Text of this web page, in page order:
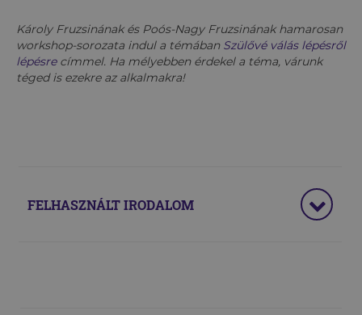
Károly Fruzsinának és Poós-Nagy Fruzsinának hamarosan
workshop-sorozata indul a témában Szülővé válás lépésről
lépésrecímmel. Ha mélyebben érdekel a téma, várunk
téged is ezekre az alkalmakra!
FELHASZNÁLT IRODALOM